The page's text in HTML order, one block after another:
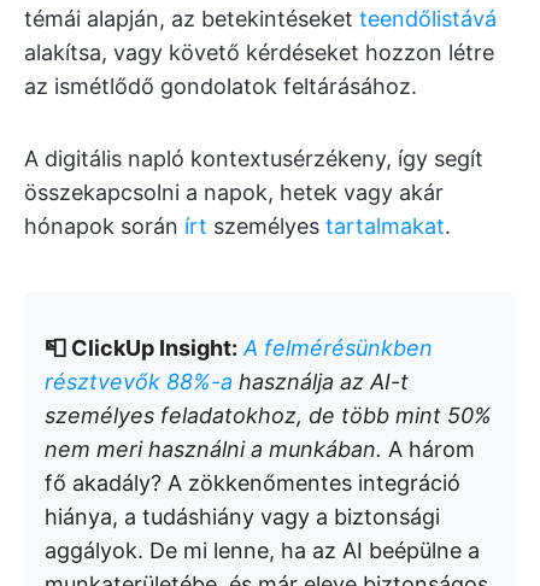
témái alapján, az betekintéseket teendőlistává
alakítsa, vagy követő kérdéseket hozzon létre
az ismétlődő gondolatok feltárásához.
A digitális napló kontextusérzékeny, így segít
összekapcsolni a napok, hetek vagy akár
hónapok során írt személyes tartalmakat.
📮 ClickUp Insight: A felmérésünkben
résztvevők 88%-a használja az AI-t
személyes feladatokhoz, de több mint 50%
nem meri használni a munkában. A három
fő akadály? A zökkenőmentes integráció
hiánya, a tudáshiány vagy a biztonsági
aggályok. De mi lenne, ha az AI beépülne a